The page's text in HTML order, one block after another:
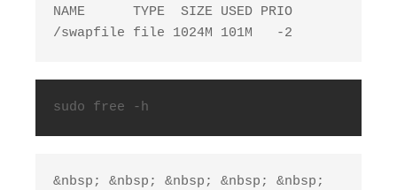
NAME      TYPE  SIZE USED PRIO
/swapfile file 1024M 101M   -2
sudo free -h
&nbsp; &nbsp; &nbsp; &nbsp; &nbsp;